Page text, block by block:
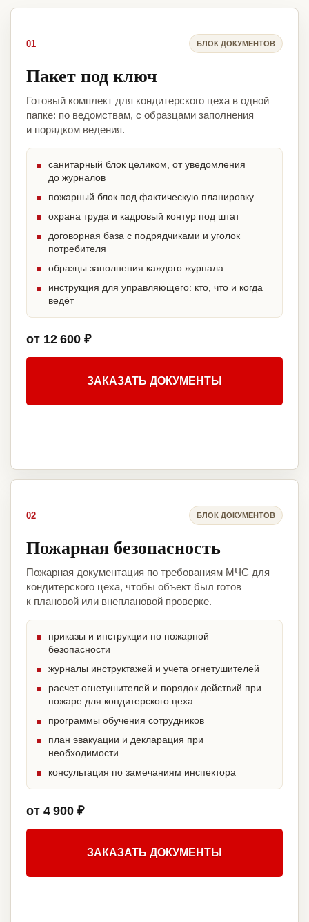
01 БЛОК ДОКУМЕНТОВ
Пакет под ключ
Готовый комплект для кондитерского цеха в одной
папке: по ведомствам, с образцами заполнения
и порядком ведения.
санитарный блок целиком, от уведомления
до журналов
пожарный блок под фактическую планировку
охрана труда и кадровый контур под штат
договорная база с подрядчиками и уголок
потребителя
образцы заполнения каждого журнала
инструкция для управляющего: кто, что и когда
ведёт
от 12 600 ₽
ЗАКАЗАТЬ ДОКУМЕНТЫ
02 БЛОК ДОКУМЕНТОВ
Пожарная безопасность
Пожарная документация по требованиям МЧС для
кондитерского цеха, чтобы объект был готов
к плановой или внеплановой проверке.
приказы и инструкции по пожарной
безопасности
журналы инструктажей и учета огнетушителей
расчет огнетушителей и порядок действий при
пожаре для кондитерского цеха
программы обучения сотрудников
план эвакуации и декларация при
необходимости
консультация по замечаниям инспектора
от 4 900 ₽
ЗАКАЗАТЬ ДОКУМЕНТЫ